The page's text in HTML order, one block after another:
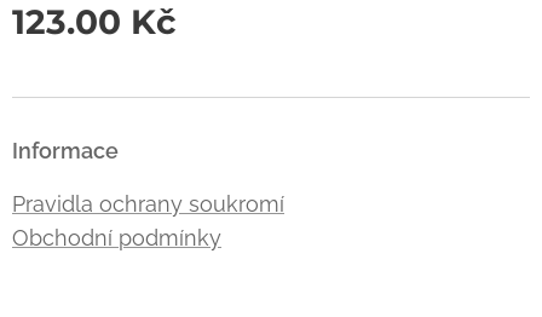
123.00 Kč
Informace
Pravidla ochrany soukromí
Obchodní podmínky